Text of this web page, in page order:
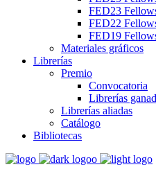
FED23
FED22
FED19
Materiales gráficos
Librerías
Premio
Convocatoria
Librerías
Librerías aliadas
Catálogo
Bibliotecas